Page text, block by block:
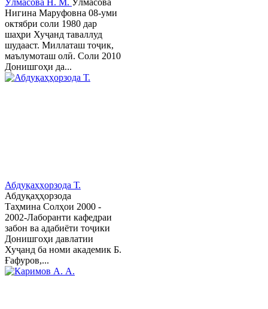
Нигина Маруфовна 08-уми
октябри соли 1980 дар
шаҳри Хуҷанд таваллуд
шудааст. Миллаташ тоҷик,
маълумоташ олӣ. Соли 2010
Донишгоҳи да...
Абдуқаҳҳорзода Т.
Абдуқаҳҳорзода
Таҳмина Солҳои 2000 -
2002-Лаборанти кафедраи
забон ва адабиёти тоҷики
Донишгоҳи давлатии
Хуҷанд ба номи академик Б.
Ғафуров,...